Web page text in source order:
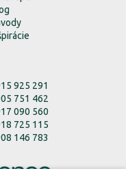
925 291
751 462
090 560
725 115
146 783